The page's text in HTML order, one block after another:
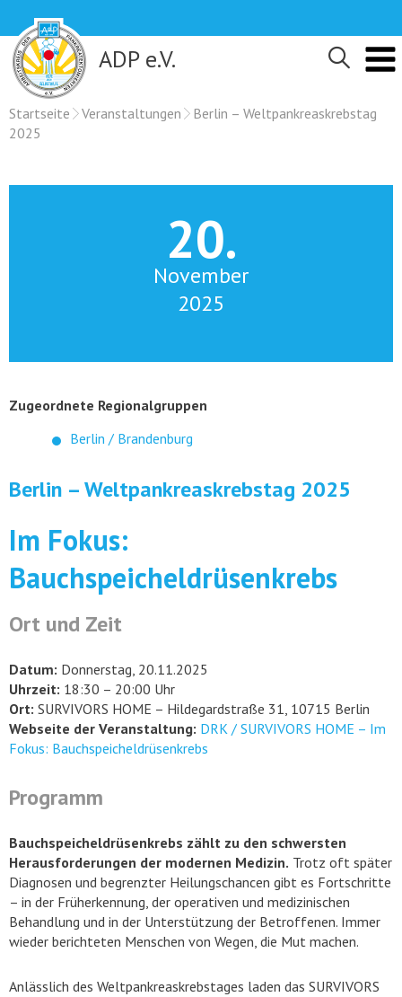
content
ADP e.V.
Startseite Veranstaltungen
Berlin – Weltpankreaskrebstag
2025
20.
November
2025
Zugeordnete Regionalgruppen
Berlin / Brandenburg
Berlin – Weltpankreaskrebstag 2025
Im Fokus:
Bauchspeicheldrüsenkrebs
Ort und Zeit
Datum: Donnerstag, 20.11.2025
Uhrzeit: 18:30 – 20:00 Uhr
Ort: SURVIVORS HOME – Hildegardstraße 31, 10715 Berlin
Webseite der Veranstaltung: DRK / SURVIVORS HOME – Im
Fokus: Bauchspeicheldrüsenkrebs
Programm
Bauchspeicheldrüsenkrebs zählt zu den schwersten
Herausforderungen der modernen Medizin. Trotz oft später
Diagnosen und begrenzter Heilungschancen gibt es Fortschritte
– in der Früherkennung, der operativen und medizinischen
Behandlung und in der Unterstützung der Betroffenen. Immer
wieder berichteten Menschen von Wegen, die Mut machen.
Anlässlich des Weltpankreaskrebstages laden das SURVIVORS